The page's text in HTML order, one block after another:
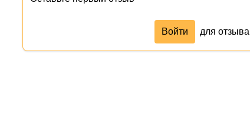
Войти для отзыва